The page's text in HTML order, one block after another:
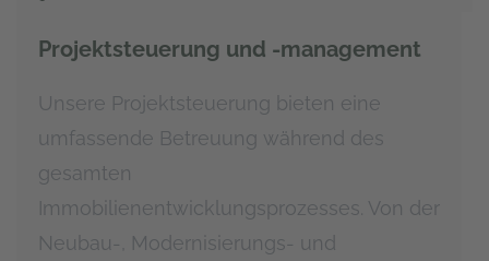
Projektsteuerung und -management
Unsere Projektsteuerung bieten eine
umfassende Betreuung während des
gesamten
Immobilienentwicklungsprozesses. Von der
Neubau-, Modernisierungs- und